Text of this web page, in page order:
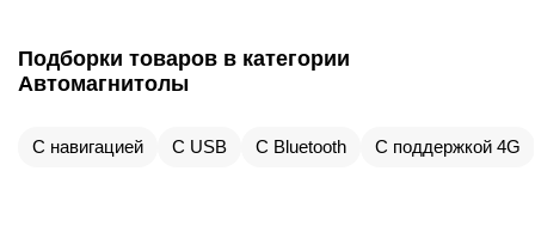
Подборки товаров в категории
Автомагнитолы
С навигацией С USB С Bluetooth С поддержкой 4G